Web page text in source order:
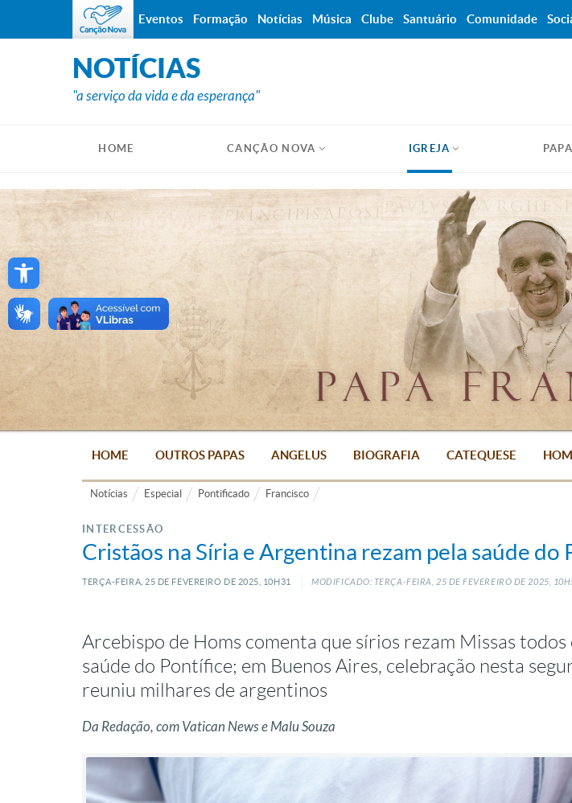
Open toolbar
NOTÍCIAS
"a serviço da vida e da esperança"
HOME CANÇÃO NOVA IGREJA PAPA
HOME OUTROS PAPAS ANGELUS BIOGRAFIA CATEQUESE
Notícias Especial Pontificado Francisco
INTERCESSÃO
Cristãos na Síria e Argentina rezam pela saúde do
TERÇA-FEIRA, 25 DE FEVEREIRO DE 2025, 10H31 MODIFICADO: TERÇA-FEIRA, 25 DEFEVEREIRO DE2025,
Arcebispo de Homs comenta que sírios rezam Missas todos
saúde do Pontífice; em Buenos Aires, celebração nesta
reuniu milhares de argentinos
Da Redação, com Vatican News e Malu Souza
Eventos Formação Notícias Música Clube Santuário Comunidade